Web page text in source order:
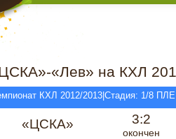
«Лев» на КХЛ
КХЛ 2012/2013|Стадия: 1/8
«ЦСКА» 3:2
окончен